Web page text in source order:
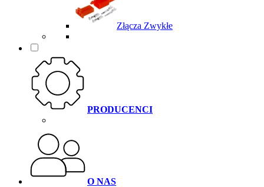
Złącza Zwykłe
PRODUCENCI
O NAS